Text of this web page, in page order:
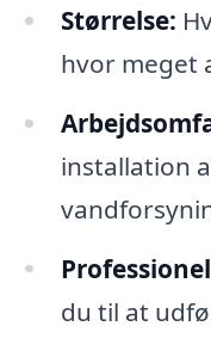
Størrelse:
hvor meget
installation
du til at